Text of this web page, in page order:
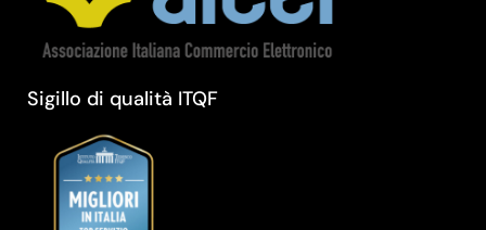
Sigillo di qualità ITQF